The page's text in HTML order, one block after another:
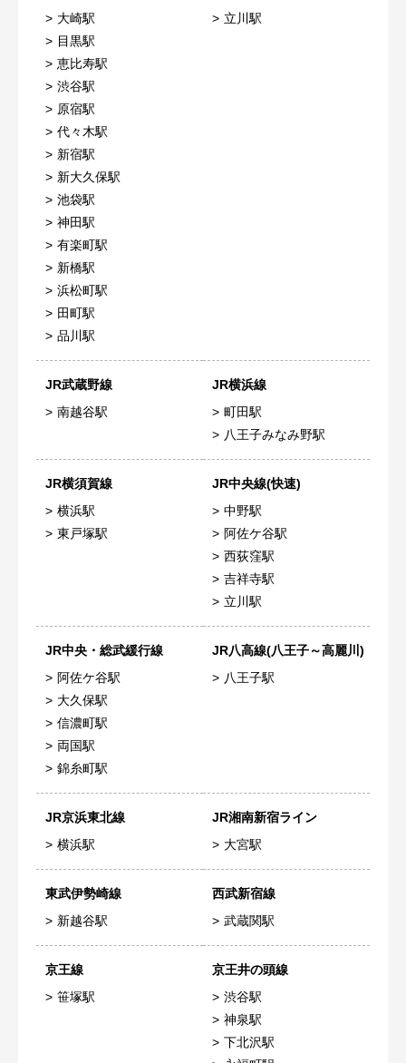
大崎駅
目黒駅
恵比寿駅
渋谷駅
原宿駅
代々木駅
新宿駅
新大久保駅
池袋駅
神田駅
有楽町駅
新橋駅
浜松町駅
田町駅
品川駅
立川駅
JR武蔵野線
南越谷駅
JR横浜線
町田駅
八王子みなみ野駅
JR横須賀線
横浜駅
東戸塚駅
JR中央線(快速)
中野駅
阿佐ケ谷駅
西荻窪駅
吉祥寺駅
立川駅
JR中央・総武緩行線
阿佐ケ谷駅
大久保駅
信濃町駅
両国駅
錦糸町駅
JR八高線(八王子～高麗川)
八王子駅
JR京浜東北線
横浜駅
JR湘南新宿ライン
大宮駅
東武伊勢崎線
新越谷駅
西武新宿線
武蔵関駅
京王線
笹塚駅
京王井の頭線
渋谷駅
神泉駅
下北沢駅